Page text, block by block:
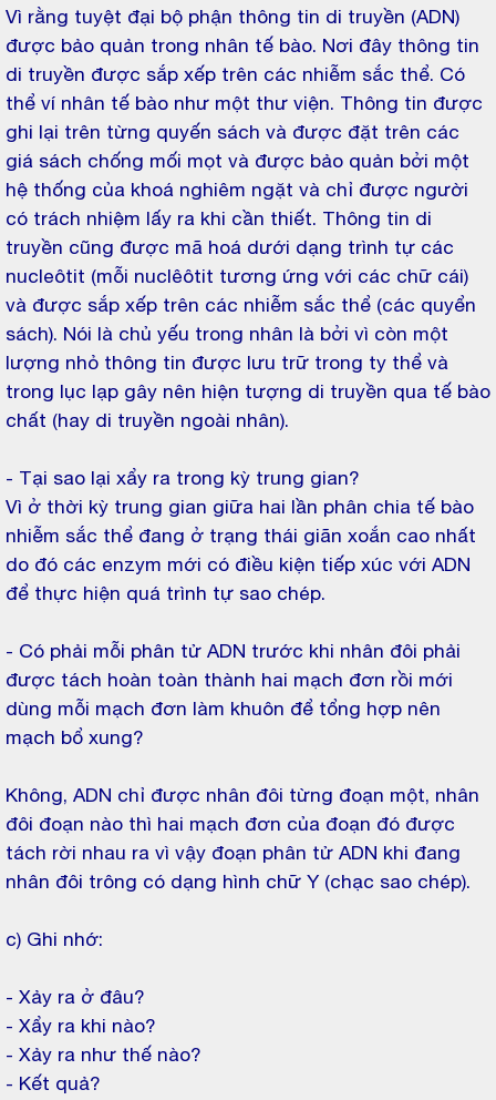
Vì rằng tuyệt đại bộ phận thông tin di truyền (ADN)
được bảo quản trong nhân tế bào. Nơi đây thông tin
di truyền được sắp xếp trên các nhiễm sắc thể. Có
thể ví nhân tế bào như một thư viện. Thông tin được
ghi lại trên từng quyến sách và được đặt trên các
giá sách chống mối mọt và được bảo quản bởi một
hệ thống của khoá nghiêm ngặt và chỉ được người
có trách nhiệm lấy ra khi cần thiết. Thông tin di
truyền cũng được mã hoá dưới dạng trình tự các
nucleôtit (mỗi nuclêôtit tương ứng với các chữ cái)
và được sắp xếp trên các nhiễm sắc thể (các quyển
sách). Nói là chủ yếu trong nhân là bởi vì còn một
lượng nhỏ thông tin được lưu trữ trong ty thể và
trong lục lạp gây nên hiện tượng di truyền qua tế bào
chất (hay di truyền ngoài nhân).
- Tại sao lại xẩy ra trong kỳ trung gian?
Vì ở thời kỳ trung gian giữa hai lần phân chia tế bào
nhiễm sắc thể đang ở trạng thái giãn xoắn cao nhất
do đó các enzym mới có điều kiện tiếp xúc với ADN
để thực hiện quá trình tự sao chép.
- Có phải mỗi phân tử ADN trước khi nhân đôi phải
được tách hoàn toàn thành hai mạch đơn rồi mới
dùng mỗi mạch đơn làm khuôn để tổng hợp nên
mạch bổ xung?
Không, ADN chỉ được nhân đôi từng đoạn một, nhân
đôi đoạn nào thì hai mạch đơn của đoạn đó được
tách rời nhau ra vì vậy đoạn phân tử ADN khi đang
nhân đôi trông có dạng hình chữ Y (chạc sao chép).
c) Ghi nhớ:
- Xảy ra ở đâu?
- Xẩy ra khi nào?
- Xảy ra như thế nào?
- Kết quả?